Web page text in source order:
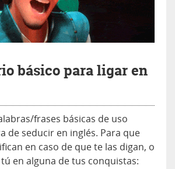
básico para ligar en
frases básicas de uso
de seducir en inglés. Para que
en caso de que te las digan, o
en alguna de tus conquistas: